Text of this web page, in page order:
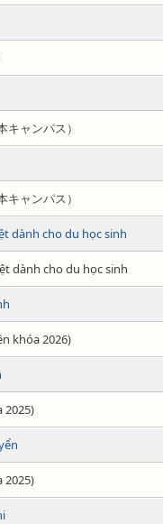
キャンパス）
キャンパス）
dành cho du học sinh
dành cho du học sinh
khóa 2026)
2025)
2025)